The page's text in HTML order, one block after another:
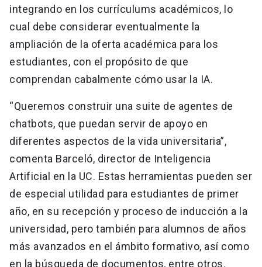
integrando en los currículums académicos, lo
cual debe considerar eventualmente la
ampliación de la oferta académica para los
estudiantes, con el propósito de que
comprendan cabalmente cómo usar la IA.
“Queremos construir una suite de agentes de
chatbots, que puedan servir de apoyo en
diferentes aspectos de la vida universitaria”,
comenta Barceló, director de Inteligencia
Artificial en la UC. Estas herramientas pueden ser
de especial utilidad para estudiantes de primer
año, en su recepción y proceso de inducción a la
universidad, pero también para alumnos de años
más avanzados en el ámbito formativo, así como
en la búsqueda de documentos, entre otros.